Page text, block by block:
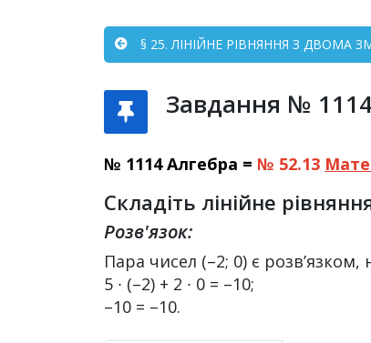
§ 25. ЛІНІЙНЕ РІВНЯННЯ З ДВОМА
Завдання №
№ 1114 Алгебра = № 52.13
Складіть лінійне
Розв'язок:
Пара чисел (–2; 0) є
5 ∙ (–2) + 2 ∙ 0 = –10;
–10 = –10.